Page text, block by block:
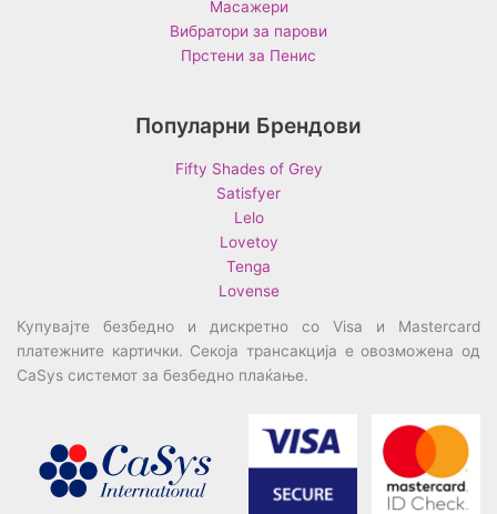
Масажери
Вибратори за парови
Прстени за Пенис
Популарни Брендови
Fifty Shades of Grey
Satisfyer
Lelo
Lovetoy
Tenga
Lovense
Купувајте безбедно и дискретно со Visa и Mastercard
платежните картички. Секоја трансакција е овозможена од
CaSys системот за безбедно плаќање.